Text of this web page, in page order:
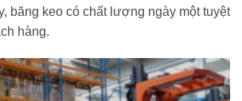
băng keo có chất lượng ngày một tuyệt
hàng.